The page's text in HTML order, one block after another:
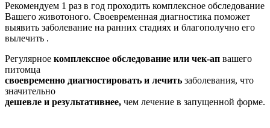
Рекомендуем 1 раз в год проходить комплексное обследование
Вашего животоного. Своевременная диагностика поможет
выявить заболевание на ранних стадиях и благополучно его
вылечить .
Регулярное комплексное обследование или чек-ап вашего
питомца
своевременно диагностировать и лечить заболевания, что
значительно
дешевле и результативнее, чем лечение в запущенной форме.